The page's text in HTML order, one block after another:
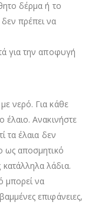
δέρμα ή το
πρέπει να
για την αποφυγή
νερό. Για κάθε
έλαιο. Ανακινήστε
τα έλαια δεν
ως αποσμητικό
λάδια.
μπορεί να
επιφάνειες,